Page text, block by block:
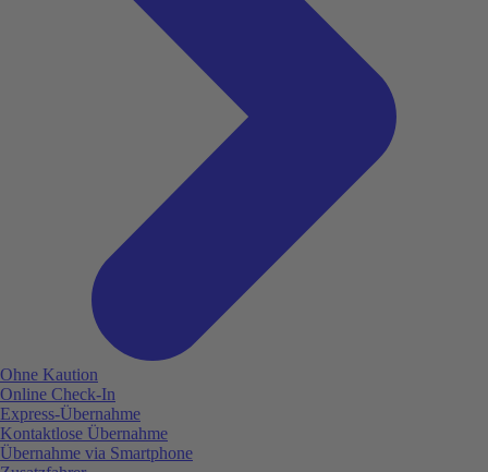
Ohne Kaution
Online Check-In
Express-Übernahme
Kontaktlose Übernahme
Übernahme via Smartphone